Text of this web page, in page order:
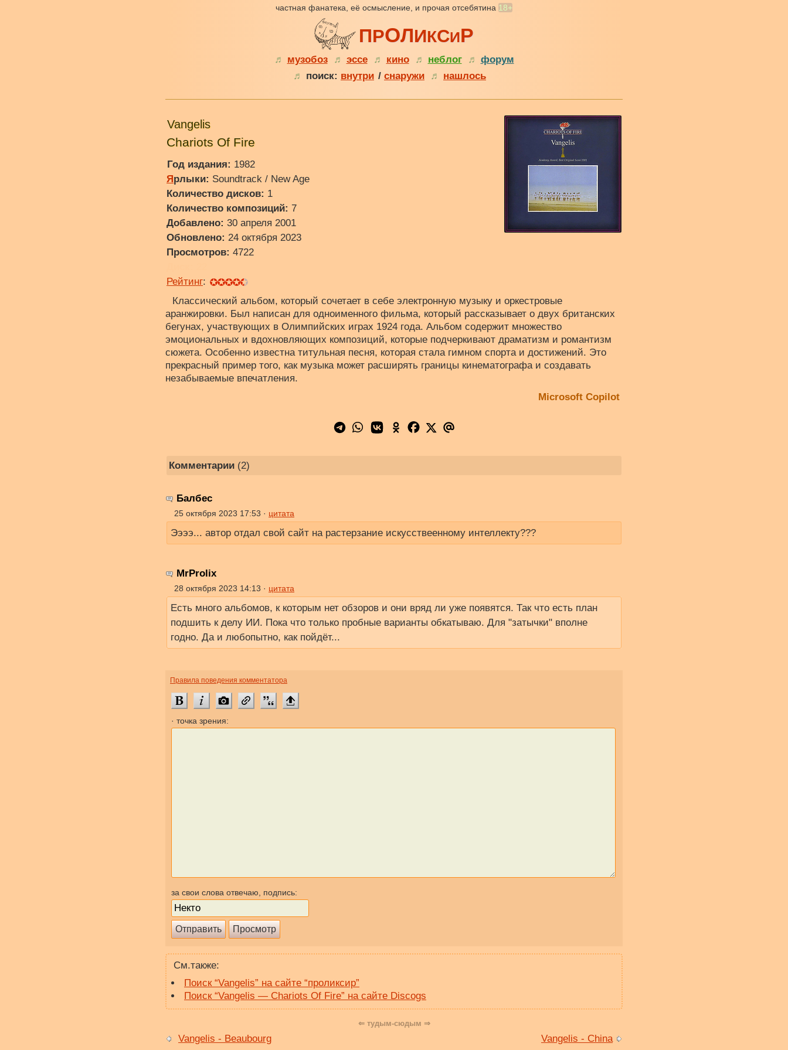
частная фанатека, её осмысление, и прочая отсебятина 18+
ПРОЛИКСИР
♬ музобоз ♬ эссе ♬ кино ♬ неблог ♬ форум
♬
поиск: внутри / снаружи ♬ нашлось
Vangelis
Chariots Of Fire
Год издания: 1982
Ярлыки: Soundtrack / New Age
Количество дисков: 1
Количество композиций: 7
Добавлено: 30 апреля 2001
Обновлено: 24 октября 2023
Просмотров: 4722
Рейтинг:
Классический альбом, который сочетает в себе электронную музыку и оркестровые
аранжировки. Был написан для одноименного фильма, который рассказывает о двух британских
бегунах, участвующих в Олимпийских играх 1924 года. Альбом содержит множество
эмоциональных и вдохновляющих композиций, которые подчеркивают драматизм и романтизм
сюжета. Особенно известна титульная песня, которая стала гимном спорта и достижений. Это
прекрасный пример того, как музыка может расширять границы кинематографа и создавать
незабываемые впечатления.
Microsoft Copilot
Комментарии (2)
Балбес
25 октября 2023 17:53 · цитата
Ээээ... автор отдал свой сайт на растерзание искусствеенному интеллекту???
MrProlix
28 октября 2023 14:13 · цитата
Есть много альбомов, к которым нет обзоров и они вряд ли уже появятся. Так что есть план
подшить к делу ИИ. Пока что только пробные варианты обкатываю. Для "затычки" вполне
годно. Да и любопытно, как пойдёт...
Правила поведения комментатора
· точка зрения:
за свои слова отвечаю, подпись:
См.также:
Поиск “Vangelis” на сайте “проликсир”
Поиск “Vangelis — Chariots Of Fire” на сайте Discogs
⇐ тудым-сюдым ⇒
Vangelis - Beaubourg Vangelis - China